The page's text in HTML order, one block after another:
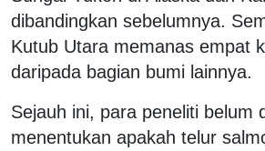
dibandingkan sebelumnya.
Kutub Utara memanas empat
daripada bagian bumi lainnya.
Sejauh ini, para peneliti belum
menentukan apakah telur